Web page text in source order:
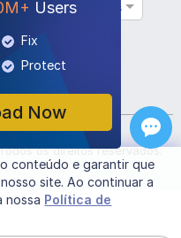
Users
Fix
Protect
Now
Português
os direitos reservados.
conteúdo e garantir que
site. Ao continuar a
nossa Política de